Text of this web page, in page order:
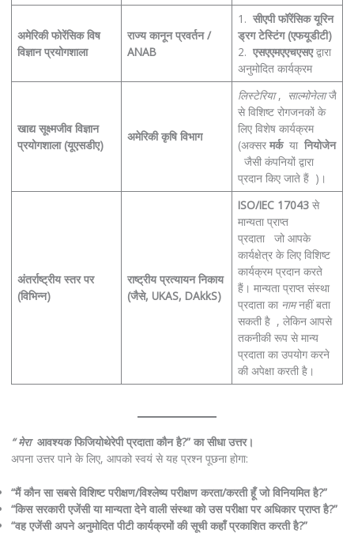
अमेरिकी फोरेंसिक विष
विज्ञान प्रयोगशाला
राज्य कानून प्रवर्तन /
ANAB
1. सीएपी फॉरेंसिक यूरिन
ड्रग टेस्टिंग (एफयूडीटी)
2. एसएएमएएचएसएद्वारा
अनुमोदित कार्यक्रम
खाद्य सूक्ष्मजीव विज्ञान
प्रयोगशाला (यूएसडीए)
अमेरिकी कृषि विभाग
लिस्टेरिया, साल्मोनेलाजै
से विशिष्ट रोगजनकों के
लिए विशेष कार्यक्रम
(अक्सर मर्कया नियोजेन
जैसी कंपनियों द्वारा
प्रदान किए जाते हैं )।
अंतर्राष्ट्रीय स्तर पर
(विभिन्न)
राष्ट्रीय प्रत्यायन निकाय
(जैसे, UKAS, DAkkS)
ISO/IEC 17043से
मान्यता प्राप्त
प्रदाता जो आपके
कार्यक्षेत्र के लिए विशिष्ट
कार्यक्रम प्रदान करते
हैं। मान्यता प्राप्त संस्था
प्रदाता का नामनहीं बता
सकती है , लेकिन आपसे
तकनीकी रूप से मान्य
प्रदाता का उपयोग करने
की अपेक्षा करती है।
“ मेराआवश्यक फिजियोथेरेपी प्रदाता कौन है?” का सीधा उत्तर।
अपना उत्तर पाने के लिए, आपको स्वयं से यह प्रश्न पूछना होगा:
“मैं कौन सा सबसे विशिष्ट परीक्षण/विश्लेष्य परीक्षण करता/करती हूँ जो विनियमित है?”
“किस सरकारी एजेंसी या मान्यता देने वाली संस्था को उस परीक्षा पर अधिकार प्राप्त है?”
“वह एजेंसी अपने अनुमोदित पीटी कार्यक्रमों की सूची कहाँ प्रकाशित करती है?”